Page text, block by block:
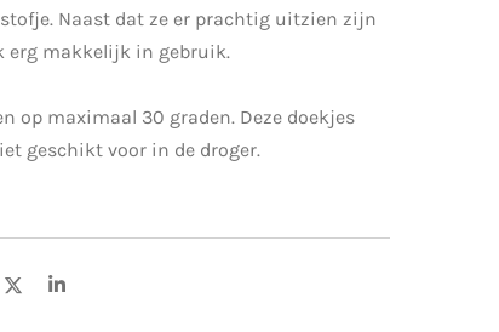
Naast dat ze er prachtig uitzien zijn
erg makkelijk in gebruik.
op maximaal 30 graden. Deze doekjes
geschikt voor in de droger.
D
S